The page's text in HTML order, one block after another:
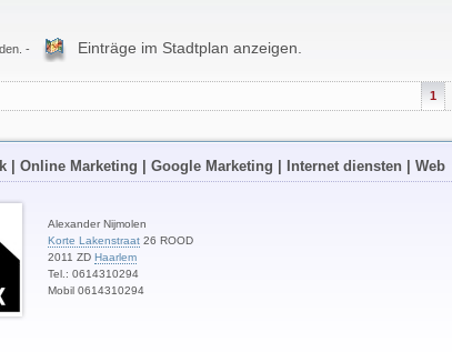
- Einträge im Stadtplan anzeigen.
1
| Online Marketing | Google Marketing | Internet diensten | Web
Alexander Nijmolen
Korte Lakenstraat26 ROOD
2011 ZD Haarlem
Tel.: 0614310294
Mobil 0614310294